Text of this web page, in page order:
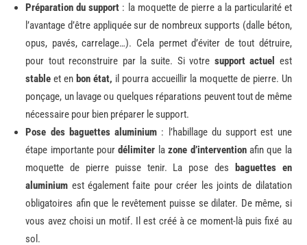
Préparation du support : la moquette de pierre a la particularité et
l’avantage d’être appliquée sur de nombreux supports (dalle béton,
opus, pavés, carrelage…). Cela permet d’éviter de tout détruire,
pour tout reconstruire par la suite. Si votre support actuel
est
stable et en bon état, il pourra accueillir la moquette de pierre. Un
ponçage, un lavage ou quelques réparations peuvent tout de même
nécessaire pour bien préparer le support.
Pose des baguettes aluminium : l’habillage du support est une
étape importante pourdélimiter lazone d’interventionafin que la
moquette de pierre puisse tenir. La pose des
baguettes en
aluminium est également faite pour créer les joints de dilatation
obligatoires afin que le revêtement puisse se dilater. De même, si
vous avez choisi un motif. Il est créé à ce moment-là puis fixé au
sol.